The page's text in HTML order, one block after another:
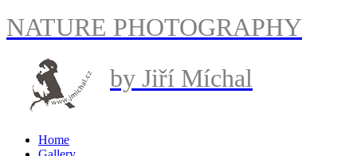
NATURE PHOTOGRAPHY
by Jiří Míchal
Home